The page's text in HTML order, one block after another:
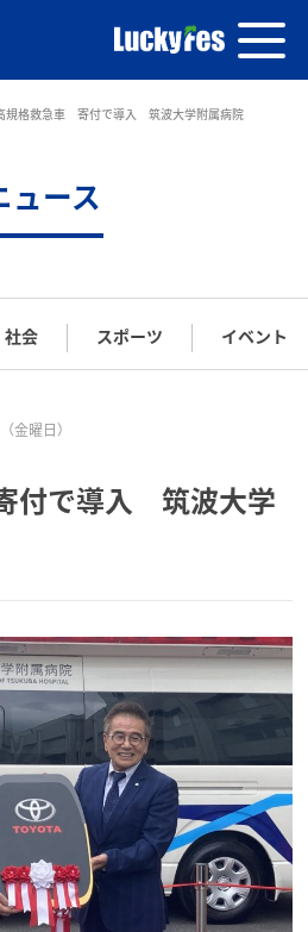
規格救急車 寄付で導入 筑波大学附属病院
ュース
社会 スポーツ イベント
金曜日）
付で導入 筑波大学